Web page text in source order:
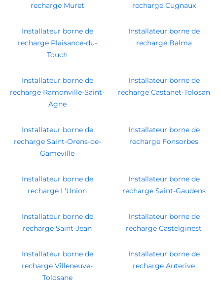
recharge Muret
recharge Cugnaux
Installateur borne de
recharge Plaisance-du-
Touch
Installateur borne de
recharge Balma
Installateur borne de
recharge Ramonville-Saint-
Agne
Installateur borne de
recharge Castanet-Tolosan
Installateur borne de
recharge Saint-Orens-de-
Gameville
Installateur borne de
recharge Fonsorbes
Installateur borne de
recharge L'Union
Installateur borne de
recharge Saint-Gaudens
Installateur borne de
recharge Saint-Jean
Installateur borne de
recharge Castelginest
Installateur borne de
recharge Villeneuve-
Tolosane
Installateur borne de
recharge Auterive